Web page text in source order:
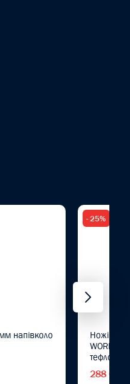
напівколо
- 25%
Ножівка
288 ₴